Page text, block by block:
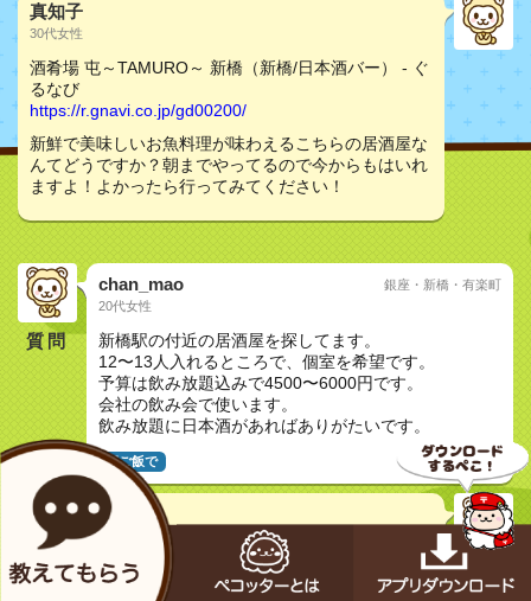
真知子
30代女性
酒肴場 屯～TAMURO～ 新橋（新橋/日本酒バー） - ぐ
るなび
https://r.gnavi.co.jp/gd00200/
新鮮で美味しいお魚料理が味わえるこちらの居酒屋な
んてどうですか？朝までやってるので今からもはいれ
ますよ！よかったら行ってみてください！
質問
chan_mao
20代女性
銀座・新橋・有楽町
新橋駅の付近の居酒屋を探してます。
12〜13人入れるところで、個室を希望です。
予算は飲み放題込みで4500〜6000円です。
会社の飲み会で使います。
飲み放題に日本酒があればありがたいです。
夜ご飯で
ケロぴょん
30代女性
酒肴場 屯～TAMURO～ 新橋（新橋/日本料理） - ぐる